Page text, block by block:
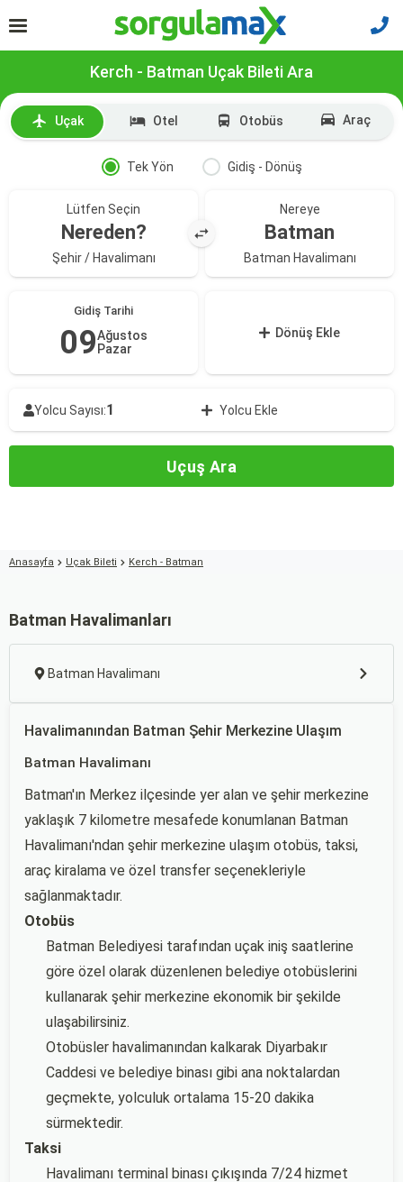
Kerch - Batman Uçak Bileti Ara
Uçak Otel Otobüs Araç
Tek Yön Gidiş - Dönüş
Lütfen Seçin
Nereden?
Şehir / Havalimanı
Nereye
Batman
Batman Havalimanı
Gidiş Tarihi
09Ağustos
Pazar
Dönüş Ekle
Yolcu Sayısı:1 Yolcu Ekle
Uçuş Ara
Anasayfa Uçak Bileti Kerch - Batman
Batman Havalimanları
Batman Havalimanı
Havalimanından Batman Şehir Merkezine Ulaşım
Batman Havalimanı
Batman'ın Merkez ilçesinde yer alan ve şehir merkezine
yaklaşık 7 kilometre mesafede konumlanan Batman
Havalimanı'ndan şehir merkezine ulaşım otobüs, taksi,
araç kiralama ve özel transfer seçenekleriyle
sağlanmaktadır.
Otobüs
Batman Belediyesi tarafından uçak iniş saatlerine
göre özel olarak düzenlenen belediye otobüslerini
kullanarak şehir merkezine ekonomik bir şekilde
ulaşabilirsiniz.
Otobüsler havalimanından kalkarak Diyarbakır
Caddesi ve belediye binası gibi ana noktalardan
geçmekte, yolculuk ortalama 15-20 dakika
sürmektedir.
Taksi
Havalimanı terminal binası çıkışında 7/24 hizmet